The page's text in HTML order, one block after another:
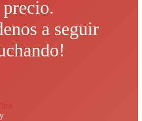
precio.
a seguir